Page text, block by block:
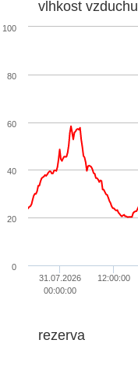
vlhkost vzduchu
31.07.2026
00:00:00
12:00:00
20
40
60
80
0
100
rezerva